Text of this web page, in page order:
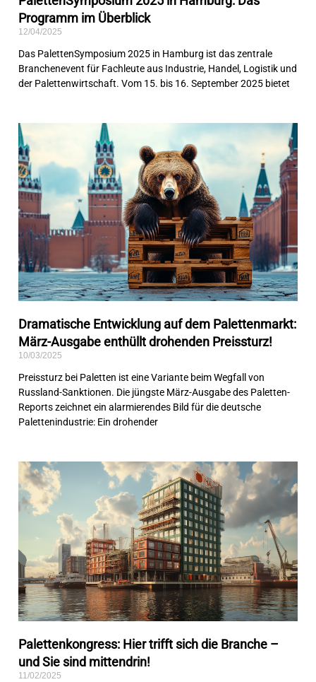
Programm im Überblick
12/04/2025
Das PalettenSymposium 2025 in Hamburg ist das zentrale
Branchenevent für Fachleute aus Industrie, Handel, Logistik und
der Palettenwirtschaft. Vom 15. bis 16. September 2025 bietet
Dramatische Entwicklung auf dem Palettenmarkt:
März-Ausgabe enthüllt drohenden Preissturz!
10/03/2025
Preissturz bei Paletten ist eine Variante beim Wegfall von
Russland-Sanktionen. Die jüngste März-Ausgabe des Paletten-
Reports zeichnet ein alarmierendes Bild für die deutsche
Palettenindustrie: Ein drohender
Palettenkongress: Hier trifft sich die Branche –
und Sie sind mittendrin!
11/02/2025